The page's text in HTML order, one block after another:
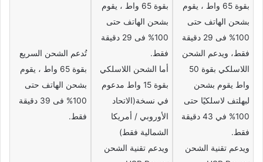
بقوة 65 واط ، يقوم
بشحن الهاتف حتى
100% فى 29 دقيقة
فقط، ويدعم الشحن
اللاسلكي بقوة 50
واط يقوم بشحن
لبهلتف لاسلكيًا حتى
100% في 43 دقيقة
فقط.
ويدعم تقنية الشحن
بقوة 65 واط ، يقوم
بشحن الهاتف حتى
100% فى 29 دقيقة
فقط.
أما الشحن اللاسلكي
بقوة 15 واط مدعوم
في نسخة(الاتحاد
الأوروبي / أمريكا
الشمالية فقط)
ويدعم تقنية الشحن
تُدعم الشحن السريع
بقوة 65 واط ، يقوم
بشحن الهاتف حتى
100% فى 39 دقيقة
فقط.